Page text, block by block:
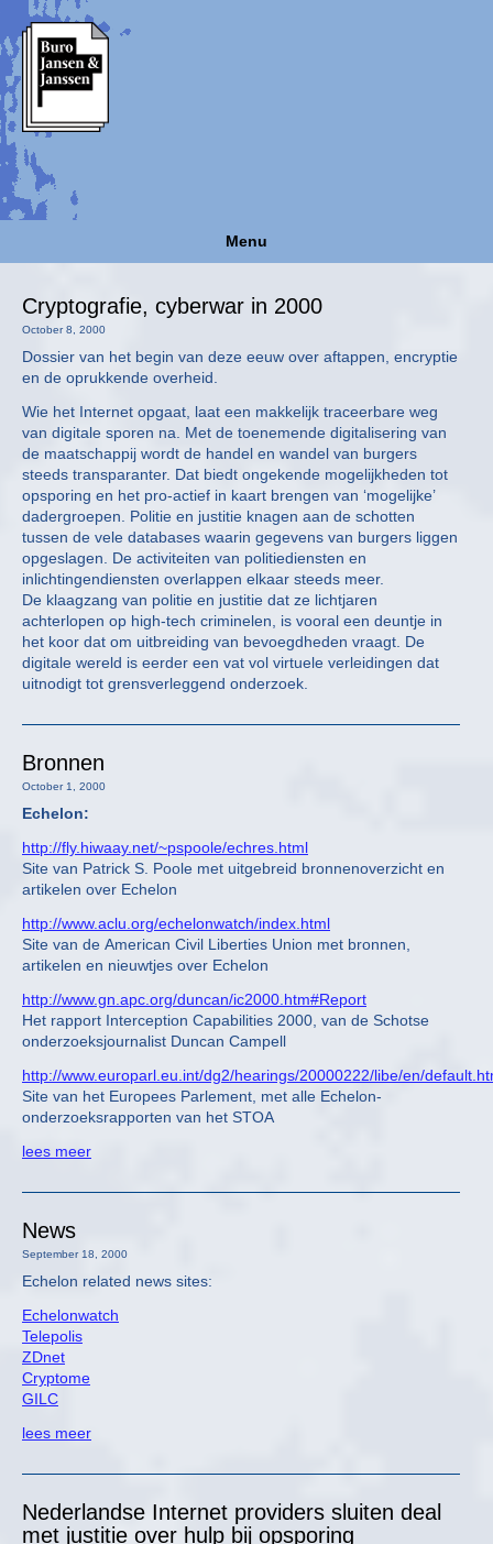
Menu
Cryptografie, cyberwar in 2000
October 8, 2000
Dossier van het begin van deze eeuw over aftappen, encryptie
en de oprukkende overheid.
Wie het Internet opgaat, laat een makkelijk traceerbare weg
van digitale sporen na. Met de toenemende digitalisering van
de maatschappij wordt de handel en wandel van burgers
steeds transparanter. Dat biedt ongekende mogelijkheden tot
opsporing en het pro-actief in kaart brengen van ‘mogelijke’
dadergroepen. Politie en justitie knagen aan de schotten
tussen de vele databases waarin gegevens van burgers liggen
opgeslagen. De activiteiten van politiediensten en
inlichtingendiensten overlappen elkaar steeds meer.
De klaagzang van politie en justitie dat ze lichtjaren
achterlopen op high-tech criminelen, is vooral een deuntje in
het koor dat om uitbreiding van bevoegdheden vraagt. De
digitale wereld is eerder een vat vol virtuele verleidingen dat
uitnodigt tot grensverleggend onderzoek.
Bronnen
October 1, 2000
Echelon:
http://fly.hiwaay.net/~pspoole/echres.html
Site van Patrick S. Poole met uitgebreid bronnenoverzicht en
artikelen over Echelon
http://www.aclu.org/echelonwatch/index.html
Site van de American Civil Liberties Union met bronnen,
artikelen en nieuwtjes over Echelon
http://www.gn.apc.org/duncan/ic2000.htm#Report
Het rapport Interception Capabilities 2000, van de Schotse
onderzoeksjournalist Duncan Campell
http://www.europarl.eu.int/dg2/hearings/20000222/libe/en/
Site van het Europees Parlement, met alle Echelon-
onderzoeksrapporten van het STOA
lees meer
News
September 18, 2000
Echelon related news sites:
Echelonwatch
Telepolis
ZDnet
Cryptome
GILC
lees meer
Nederlandse Internet providers sluiten deal
met justitie over hulp bij opsporing